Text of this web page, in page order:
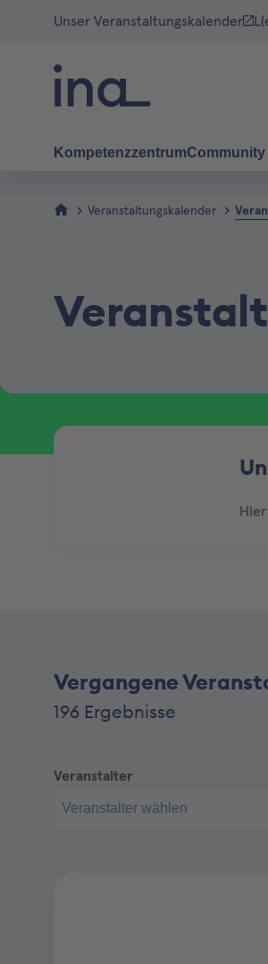
Unser Veranstaltungskalender
KompetenzzentrumCommunity
Veranstaltungskalender
Vergangene
196 Ergebnisse
Veranstalter